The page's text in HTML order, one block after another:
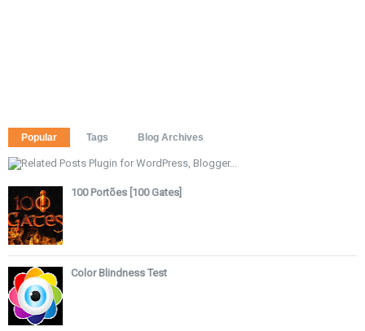
Popular Tags Blog Archives
100 Portões [100 Gates]
Color Blindness Test